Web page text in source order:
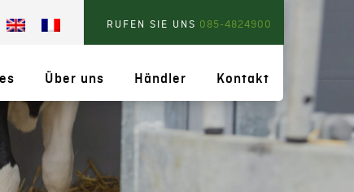
RUFEN SIE UNS 085-4824900
Über uns Händler Kontakt